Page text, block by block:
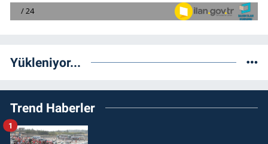
Yükleniyor...
Trend Haberler
1